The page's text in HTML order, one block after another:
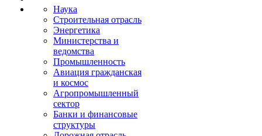
Наука
Строительная отрасль
Энергетика
Министерства и
ведомства
Промышленность
Авиация гражданская
и космос
Агропромышленный
сектор
Банки и финансовые
структуры